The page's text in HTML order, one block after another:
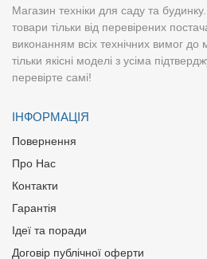
Магазин техніки для саду та
товари тільки від перевірених
виконанням всіх технічних вимог до
тільки якісні моделі з усіма
перевірте самі!
ІНФОРМАЦІЯ
Повернення
Про Нас
Контакти
Гарантія
Ідеї та поради
Договір публічної оферти